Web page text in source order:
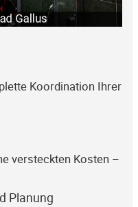
Koordination Ihrer
versteckten Kosten –
Planung